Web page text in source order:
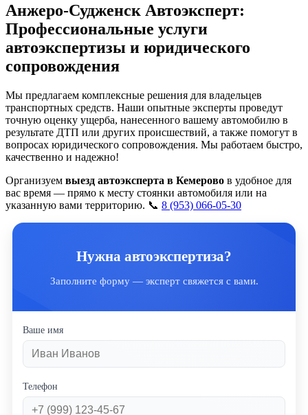
Анжеро-Судженск Автоэксперт:
Профессиональные услуги
автоэкспертизы и юридического
сопровождения
Мы предлагаем комплексные решения для владельцев
транспортных средств. Наши опытные эксперты проведут
точную оценку ущерба, нанесенного вашему автомобилю в
результате ДТП или других происшествий, а также помогут в
вопросах юридического сопровождения. Мы работаем быстро,
качественно и надежно!
Организуем выезд автоэксперта в Кемерово в удобное для
вас время — прямо к месту стоянки автомобиля или на
указанную вами территорию. 📞 8 (953) 066-05-30
Нужна автоэкспертиза?
Заполните форму — эксперт свяжется с вами.
Ваше имя
Телефон